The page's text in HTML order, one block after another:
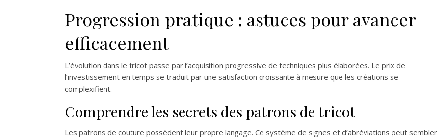
Progression pratique : astuces pour avancer
efficacement
L’évolution dans le tricot passe par l’acquisition progressive de techniques plus élaborées. Le prix de
l’investissement en temps se traduit par une satisfaction croissante à mesure que les créations se
complexifient.
Comprendre les secrets des patrons de tricot
Les patrons de couture possèdent leur propre langage. Ce système de signes et d’abréviations peut sembler